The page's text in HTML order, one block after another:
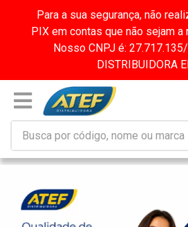
Para a sua segurança, não
PIX em contas que não sejam
Nosso CNPJ é:
DISTRIBUIDORA